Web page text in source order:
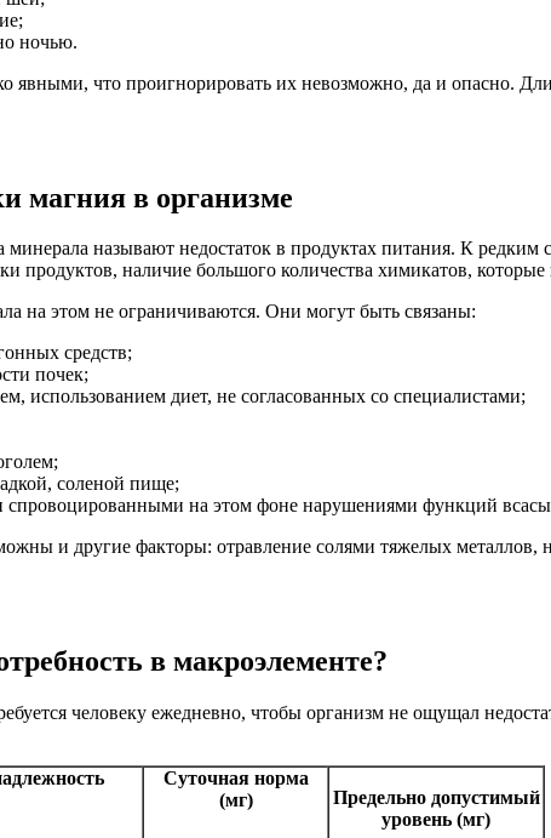
ночью.
явными, что проигнорировать их невозможно, да и опасно.
магния в организме
называют недостаток в продуктах питания. К
продуктов, наличие большого количества химикатов, которые
на этом не ограничиваются. Они могут быть связаны:
средств;
почек;
использованием диет, не согласованных со специалистами;
соленой пище;
спровоцированными на этом фоне нарушениями функций
и другие факторы: отравление солями тяжелых
в макроэлементе?
человеку ежедневно, чтобы организм не ощущал
Суточная норма
(мг)
Предельно допустимый
уровень (мг)